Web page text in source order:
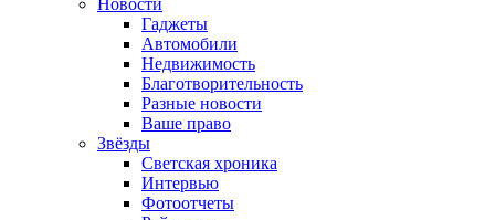
Новости
Гаджеты
Автомобили
Недвижимость
Благотворительность
Разные новости
Ваше право
Звёзды
Светская хроника
Интервью
Фотоотчеты